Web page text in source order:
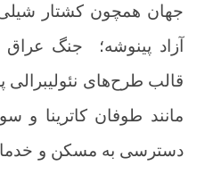
جهان همچون کشتار
آزاد پینوشه؛ جنگ
قالب طرح‌های
مانند طوفان کاترینا و
دسترسی به مسکن و